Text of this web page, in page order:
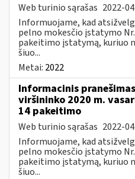
Web turinio sąrašas 2022-
Informuojame, kad
pelno mokesčio įstatymo Nr.
pakeitimo įstatymą, kuriuo
šiuo...
Metai: 2022
Informacinis
viršininko 2020 m.
14 pakeitimo
Web turinio sąrašas 2022-
Informuojame, kad
pelno mokesčio įstatymo Nr.
pakeitimo įstatymą, kuriuo
šiuo...